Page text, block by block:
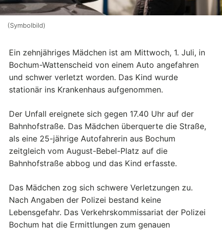
(Symbolbild)
Ein zehnjähriges Mädchen ist am Mittwoch, 1. Juli, in
Bochum-Wattenscheid von einem Auto angefahren
und schwer verletzt worden. Das Kind wurde
stationär ins Krankenhaus aufgenommen.
Der Unfall ereignete sich gegen 17.40 Uhr auf der
Bahnhofstraße. Das Mädchen überquerte die Straße,
als eine 25-jährige Autofahrerin aus Bochum
zeitgleich vom August-Bebel-Platz auf die
Bahnhofstraße abbog und das Kind erfasste.
Das Mädchen zog sich schwere Verletzungen zu.
Nach Angaben der Polizei bestand keine
Lebensgefahr. Das Verkehrskommissariat der Polizei
Bochum hat die Ermittlungen zum genauen